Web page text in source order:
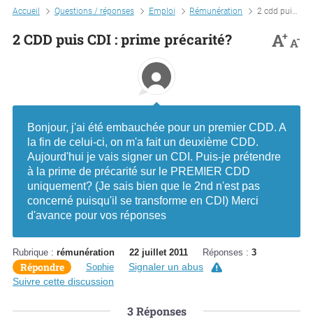
Accueil Questions / réponses Emploi Rémunération 2 cdd puis cdi : prime précarité?
2 CDD puis CDI : prime précarité? A+A-
Bonjour, j'ai été embauchée pour un premier CDD. A
la fin de celui-ci, on m'a fait un deuxième CDD.
Aujourd'hui je vais signer un CDI. Puis-je prétendre
à la prime de précarité sur le PREMIER CDD
uniquement? (Je sais bien que le 2nd n'est pas
concerné puisqu'il se transforme en CDI) Merci
d'avance pour vos réponses
Rubrique : rémunération 22 juillet 2011 Réponses : 3
Répondre Sophie
Signaler un abus
Suivre cette discussion
3Réponses